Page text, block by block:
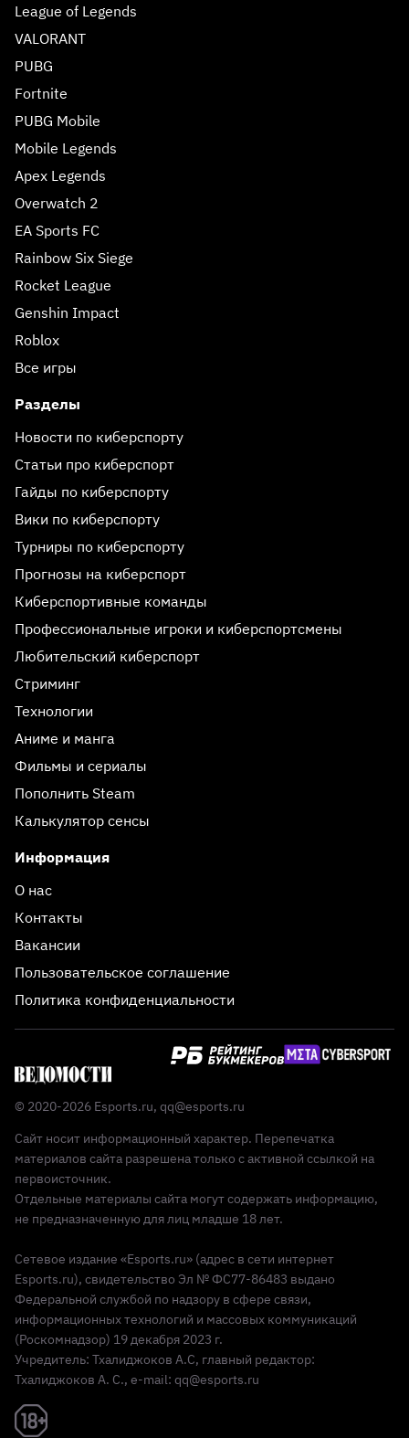
League of Legends
VALORANT
PUBG
Fortnite
PUBG Mobile
Mobile Legends
Apex Legends
Overwatch 2
EA Sports FC
Rainbow Six Siege
Rocket League
Genshin Impact
Roblox
Все игры
Разделы
Новости по киберспорту
Статьи про киберспорт
Гайды по киберспорту
Вики по киберспорту
Турниры по киберспорту
Прогнозы на киберспорт
Киберспортивные команды
Профессиональные игроки и киберспортсмены
Любительский киберспорт
Стриминг
Технологии
Аниме и манга
Фильмы и сериалы
Пополнить Steam
Калькулятор сенсы
Информация
О нас
Контакты
Вакансии
Пользовательское соглашение
Политика конфиденциальности
© 2020-2026 Esports.ru, qq@esports.ru
Сайт носит информационный характер. Перепечатка
материалов сайта разрешена только с активной ссылкой на
первоисточник.
Отдельные материалы сайта могут содержать информацию,
не предназначенную для лиц младше 18 лет.
Сетевое издание «Esports.ru» (адрес в сети интернет
Esports.ru), свидетельство Эл № ФС77-86483 выдано
Федеральной службой по надзору в сфере связи,
информационных технологий и массовых коммуникаций
(Роскомнадзор) 19 декабря 2023 г.
Учредитель: Тхалиджоков А.С, главный редактор:
Тхалиджоков А. С., e-mail: qq@esports.ru